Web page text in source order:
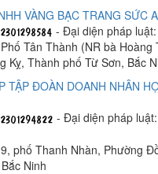
VÀNG BẠC TRANG SỨC
- Đại diện pháp
Tân Thành (NR bà Hoàng
Kỵ, Thành phố Từ Sơn, Bắc
TẬP ĐOÀN DOANH NHÂN
- Đại diện pháp
phố Thanh Nhàn, Phường
Ninh